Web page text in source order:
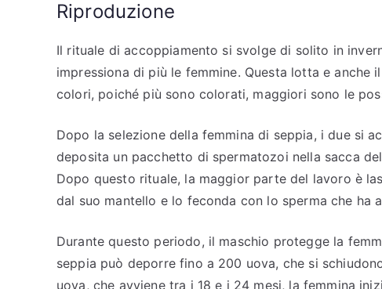
Riproduzione
Il rituale di accoppiamento si svolge di solito in
impressiona di più le femmine. Questa lotta e
colori, poiché più sono colorati, maggiori sono le
Dopo la selezione della femmina di seppia, i due si
deposita un pacchetto di spermatozoi nella sacca
Dopo questo rituale, la maggior parte del lavoro è
dal suo mantello e lo feconda con lo sperma che ha
Durante questo periodo, il maschio protegge la
seppia può deporre fino a 200 uova, che si
uova, che avviene tra i 18 e i 24 mesi, la femmina